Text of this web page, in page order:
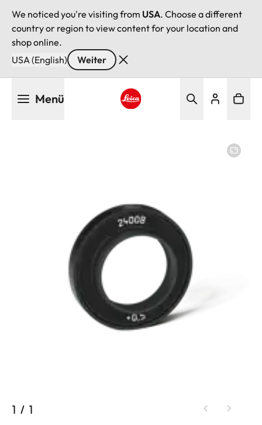
We noticed you're visiting from USA. Choose a different
country or region to view content for your location and
shop online.
USA (English)
Weiter
Menü
1 / 1